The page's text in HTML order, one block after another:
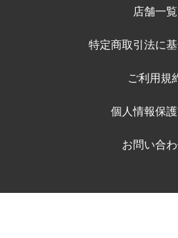
店舗一覧
特定商取引法に
ご利用規
個人情報保
お問い合